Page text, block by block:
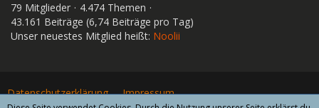
79 Mitglieder
4.474 Themen
43.161 Beiträge (6,74 Beiträge pro Tag)
Unser neuestes Mitglied heißt: Noolii
Datenschutzerklärung Impressum